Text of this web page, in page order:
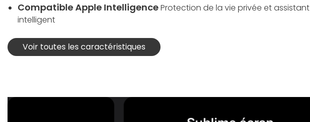
Compatible Apple IntelligenceProtection de la vie privée et assistant
intelligent
Voir toutes les caractéristiques